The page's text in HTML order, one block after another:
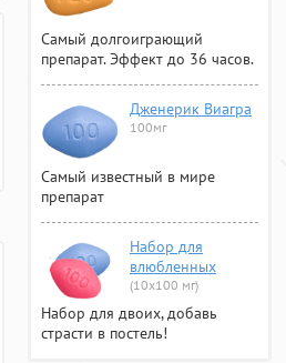
Самый долгоиграющий
препарат. Эффект до 36 часов.
Дженерик Виагра
100мг
Самый известный в мире
препарат
Набор для
влюбленных
(10х100 мг)
Набор для двоих, добавь
страсти в постель!